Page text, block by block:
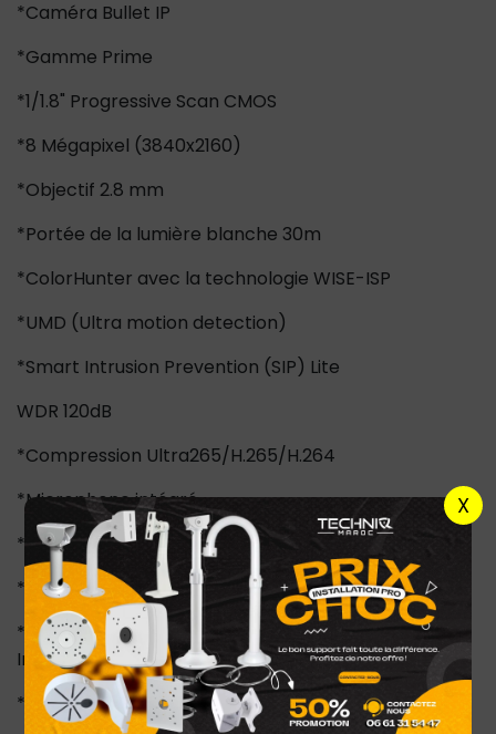
X
*Caméra Bullet IP
*Gamme Prime
*1/1.8" Progressive Scan CMOS
*8 Mégapixel (3840x2160)
*Objectif 2.8 mm
*Portée de la lumière blanche 30m
*ColorHunter avec la technologie WISE-ISP
*UMD (Ultra motion detection)
*Smart Intrusion Prevention (SIP) Lite
WDR 120dB
*Compression Ultra265/H.265/H.264
*Microphone intégré
*Mode couloir 16:9
*PoE IEEE802.3af
*Emplacement pour carte microSD jusqu'à 512 Go-
Interface WEB, CMS, Smartphone et NVR
*Compatible avec ONVIF